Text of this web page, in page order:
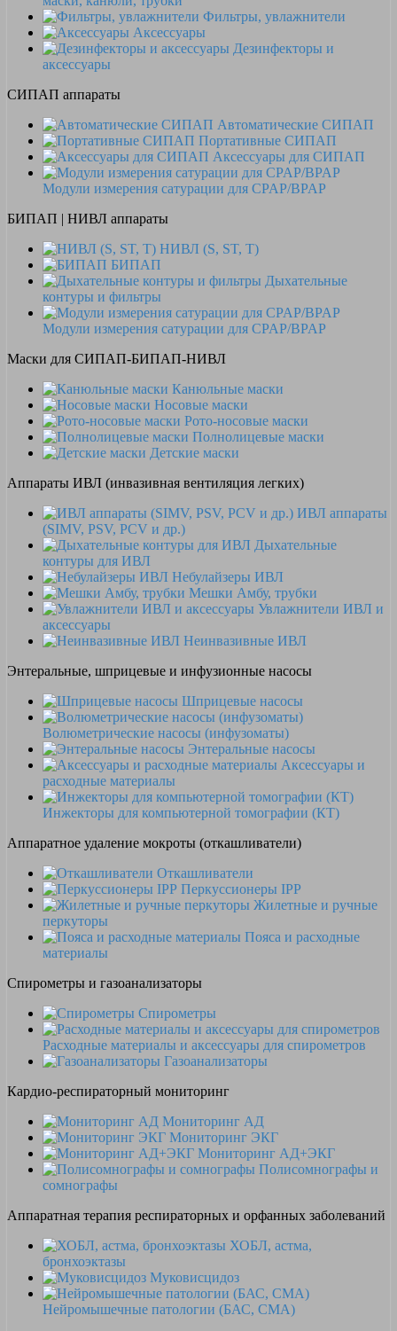
Фильтры, увлажнители
Аксессуары
Дезинфекторы и
аксессуары
СИПАП аппараты
Автоматические СИПАП
Портативные СИПАП
Аксессуары для СИПАП
Модули измерения сатурации для CPAP/BPAP
БИПАП | НИВЛ аппараты
НИВЛ (S, ST, T)
БИПАП
Дыхательные
контуры и фильтры
Модули измерения сатурации для CPAP/BPAP
Маски для СИПАП-БИПАП-НИВЛ
Канюльные маски
Носовые маски
Рото-носовые маски
Полнолицевые маски
Детские маски
Аппараты ИВЛ (инвазивная вентиляция легких)
ИВЛ аппараты
(SIMV, PSV, PCV и др.)
Дыхательные
контуры для ИВЛ
Небулайзеры ИВЛ
Мешки Амбу, трубки
Увлажнители ИВЛ и
аксессуары
Неинвазивные ИВЛ
Энтеральные, шприцевые и инфузионные насосы
Шприцевые насосы
Волюметрические насосы (инфузоматы)
Энтеральные насосы
Аксессуары и
расходные материалы
Инжекторы для компьютерной томографии (КТ)
Аппаратное удаление мокроты (откашливатели)
Откашливатели
Перкуссионеры IPP
Жилетные и ручные
перкуторы
Пояса и расходные
материалы
Спирометры и газоанализаторы
Спирометры
Расходные материалы и аксессуары для спирометров
Газоанализаторы
Кардио-респираторный мониторинг
Мониторинг АД
Мониторинг ЭКГ
Мониторинг АД+ЭКГ
Полисомнографы и
сомнографы
Аппаратная терапия респираторных и орфанных заболеваний
ХОБЛ, астма,
бронхоэктазы
Муковисцидоз
Нейромышечные патологии (БАС, СМА)